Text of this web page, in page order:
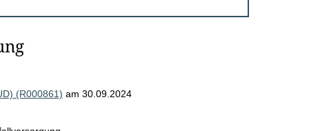
(R000861) am 30.09.2024